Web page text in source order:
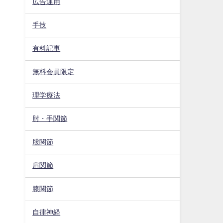
広告運用
手技
有料記事
無料会員限定
理学療法
肘・手関節
股関節
肩関節
膝関節
自律神経